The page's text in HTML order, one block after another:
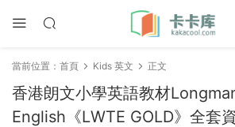
當前位置： 首頁 Kids 英文 正文
香港朗文小學英語教材
English《LWTE GOLD》全套